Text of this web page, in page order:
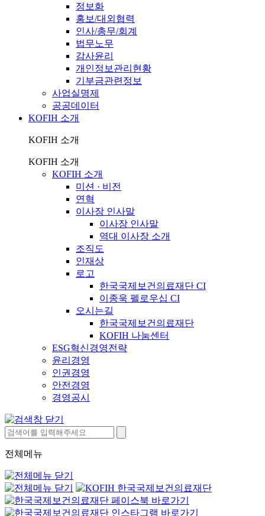
정보화
홍보/대외협력
인사/총무/회계
법무노무
감사윤리
개인정보관리현황
기부금관련정보
사업실명제
공공데이터
KOFIH 소개
KOFIH 소개
KOFIH 소개
KOFIH 소개
미션 · 비전
연혁
이사장 인사말
이사장 인사말
역대 이사장 소개
조직도
인재상
로고
한국국제보건의료재단 CI
이종욱 펠로우십 CI
오시는길
한국국제보건의료재단
KOFIH 나눔센터
ESG혁신경영전략
윤리경영
인권경영
안전경영
경영공시
전체메뉴